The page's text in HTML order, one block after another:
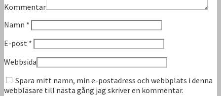
Kommentar
Namn *
E-post *
Webbsida
Spara mitt namn, min e-postadress och webbplats i denna
webbläsare till nästa gång jag skriver en kommentar.